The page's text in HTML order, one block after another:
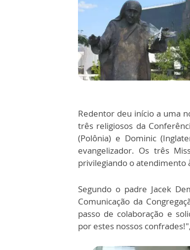
Redentor deu início a uma
três religiosos da
(Polônia) e Dominic
evangelizador. Os três
privilegiando o atendimento
Segundo o padre Jacek
Comunicação da
passo de colaboração e
por estes nossos